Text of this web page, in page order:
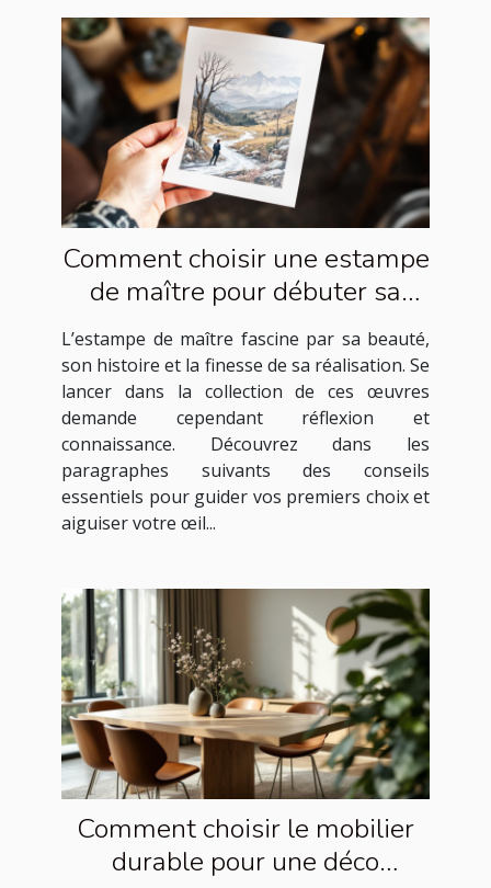
Comment choisir une estampe
de maître pour débuter sa
collection ?
L’estampe de maître fascine par sa beauté,
son histoire et la finesse de sa réalisation. Se
lancer dans la collection de ces œuvres
demande cependant réflexion et
connaissance. Découvrez dans les
paragraphes suivants des conseils
essentiels pour guider vos premiers choix et
aiguiser votre œil...
Comment choisir le mobilier
durable pour une déco